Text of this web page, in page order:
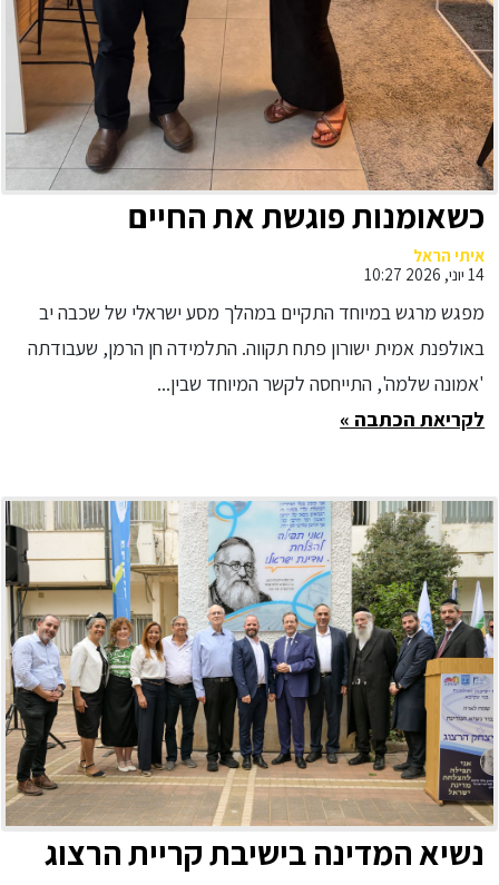
כשאומנות פוגשת את החיים
איתי הראל
14 יוני, 2026 10:27
מפגש מרגש במיוחד התקיים במהלך מסע ישראלי של שכבה יב
באולפנת אמית ישורון פתח תקווה. התלמידה חן הרמן, שעבודתה
'אמונה שלמה', התייחסה לקשר המיוחד שבין...
לקריאת הכתבה »
נשיא המדינה בישיבת קריית הרצוג